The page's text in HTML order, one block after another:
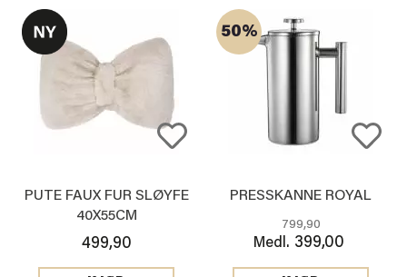
PUTE FAUX FUR SLØYFE
40X55CM
499,90
50%
PRESSKANNE ROYAL
799,90
Medl. 399,00